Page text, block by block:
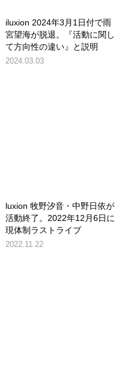
iluxion 2024年3月1日付で雨
宮望海が脱退。『活動に関し
て方向性の違い』と説明
2024.03.03
luxion 牧野汐音・中野日依が
活動終了。2022年12月6日に
現体制ラストライブ
2022.11.22